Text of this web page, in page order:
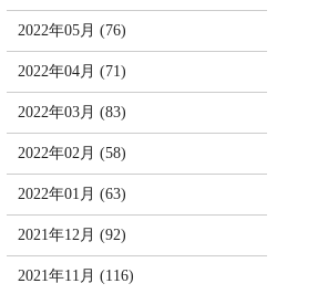
2022年05月 (76)
2022年04月 (71)
2022年03月 (83)
2022年02月 (58)
2022年01月 (63)
2021年12月 (92)
2021年11月 (116)